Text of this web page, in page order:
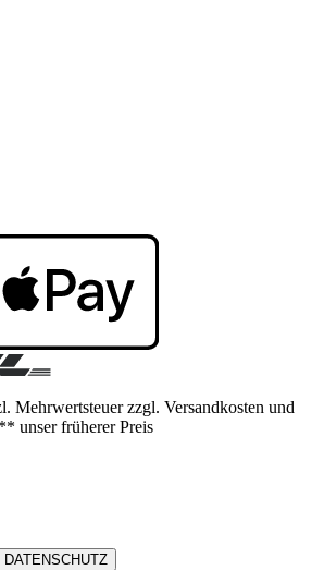
Mehrwertsteuer zzgl. Versandkosten und
unser früherer Preis